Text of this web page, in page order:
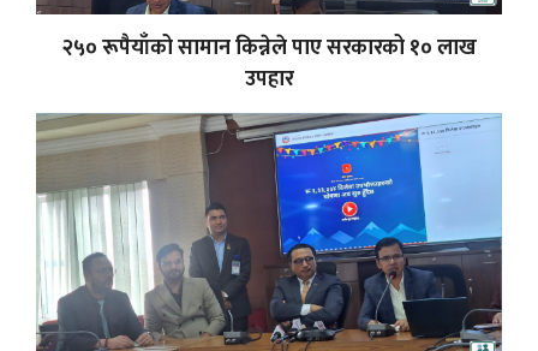
२५० रूपैयाँको सामान किन्नेले पाए सरकारको १० लाख
उपहार